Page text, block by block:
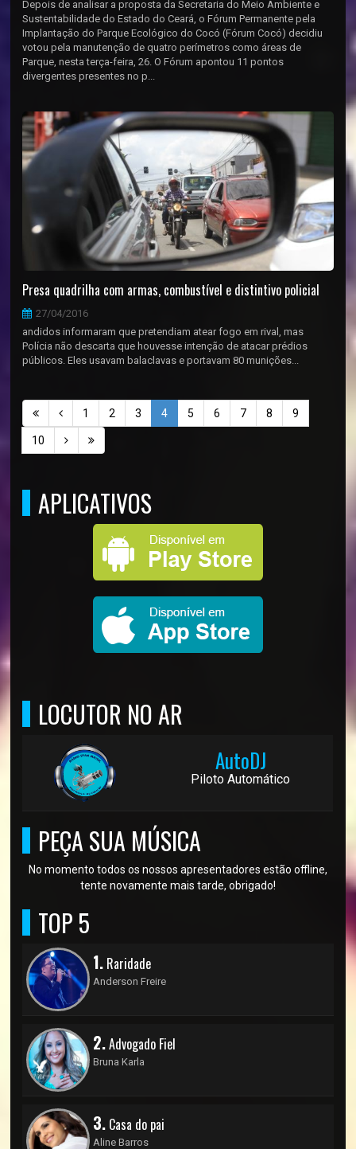
Depois de analisar a proposta da Secretaria do Meio Ambiente e
Sustentabilidade do Estado do Ceará, o Fórum Permanente pela
Implantação do Parque Ecológico do Cocó (Fórum Cocó) decidiu
votou pela manutenção de quatro perímetros como áreas de
Parque, nesta terça-feira, 26. O Fórum apontou 11 pontos
divergentes presentes no p...
Presa quadrilha com armas, combustível e distintivo policial
27/04/2016
andidos informaram que pretendiam atear fogo em rival, mas
Polícia não descarta que houvesse intenção de atacar prédios
públicos. Eles usavam balaclavas e portavam 80 munições...
1 2 3 4 5 6 7 8 9
10
APLICATIVOS
LOCUTOR NO AR
AutoDJ
Piloto Automático
PEÇA SUA MÚSICA
No momento todos os nossos apresentadores estão offline,
tente novamente mais tarde, obrigado!
TOP 5
1. Raridade
Anderson Freire
2.Advogado Fiel
Bruna Karla
3. Casa do pai
Aline Barros